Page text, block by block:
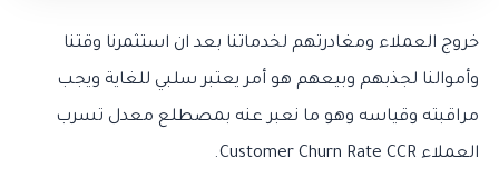
خروج العملاء ومغادرتهم لخدماتنا بعد ان استثمرنا وقتنا
وأموالنا لجذبهم وبيعهم هو أمر يعتبر سلبي للغاية ويجب
مراقبته وقياسه وهو ما نعبر عنه بمصطلع معدل تسرب
العملاء Customer Churn Rate CCR.